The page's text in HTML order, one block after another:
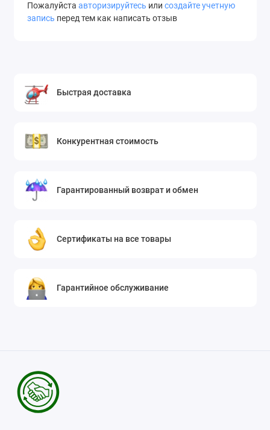
Пожалуйста авторизируйтесь или создайте учетную
запись перед тем как написать отзыв
Быстрая доставка
Конкурентная стоимость
Гарантированный возврат и обмен
Сертификаты на все товары
Гарантийное обслуживание